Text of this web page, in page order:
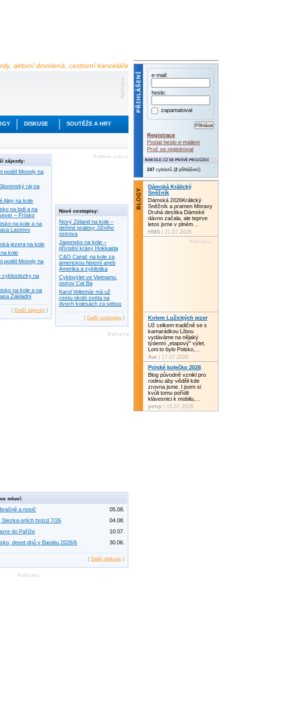
aktivní dovolená, cestovní kanceláře
DISKUSE SOUTĚŽE A HRY
zájezdy:
podél Mosely na
ráj na
Alpy na kole
na lodi a na
– Frísko
na kole a na
Lastovo
jezera na kole
kole
podél Mosely na
cyklostezky na
na kole a na
Základní
[ Další zájezdy ]
Nové cestopisy:
Nový Zéland na kole –
deštné pralesy Jižního
ostrova
Japonsko na kole –
přírodní krásy Hokkaida
C&O Canal: na kole za
americkou historií aneb
Amerika a cyklistika
Cyklovýlet ve Vietnamu,
ostrov Cat Ba
Karol Voltemár má už
cestu okolo sveta na
dvoch kolesách za sebou
[ Další cestopisy ]
mluví:
a nosič
05.08.
Stezka orlích hnízd 7/26
04.08.
do Paříže
10.07.
deset dnů v Banátu 2026/6
30.06.
[ Další diskuse ]
e-mail:
heslo:
zapamatovat
Registrace
Poslat heslo e-mailem
Proč se registrovat
247 cyklistů (2 přihlášení)
Dámská Králický
Sněžník
Dámská 2026Králický
Sněžník a pramen Moravy
Druhá desítka Dámské
dávno začala, ale teprve
letos jsme v plném…
HMS | 21.07.2026
Kolem Lužických jezer
Už celkem tradičně se s
kamarádkou Líbou
vydáváme na nějaký
týdenní „etapový" výlet.
Loni to bylo Polsko,…
Aar | 17.07.2026
Polské kolečko 2026
Blog původně vznikl pro
rodinu aby věděli kde
zrovna jsme. I jsem si
kvůli tomu pořídil
klávesnici k mobilu,…
petrp | 15.07.2026